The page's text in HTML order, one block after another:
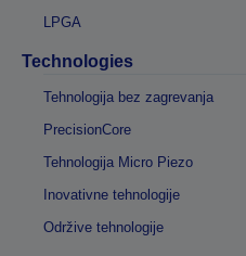
LPGA
Technologies
Tehnologija bez zagrevanja
PrecisionCore
Tehnologija Micro Piezo
Inovativne tehnologije
Održive tehnologije